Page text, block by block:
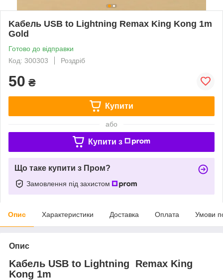
Kабель USB to Lightning Remax King Kong 1m
Gold
Готово до відправки
Код: 300303
Роздріб
50 ₴
Купити
або
Купити з
Що таке купити з Пром?
Замовлення під захистом
Опис Характеристики Доставка Оплата Умови
Опис
Kабель USB to Lightning Remax King
Kong 1m